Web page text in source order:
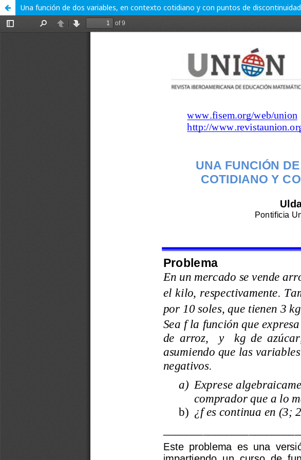
Una función de dos variables, en contexto cotidiano y con puntos de discontinuidad